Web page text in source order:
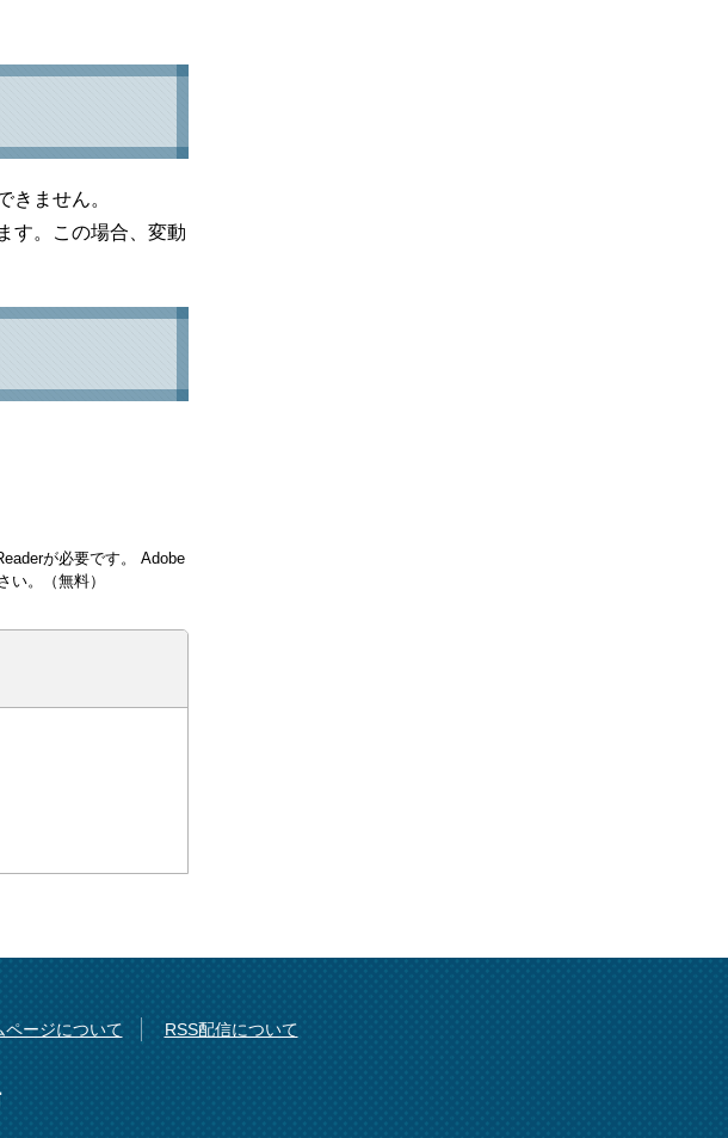
ません。
す。この場合、変動
が必要です。
Adobe
い。（無料）
ページについて RSS配信について